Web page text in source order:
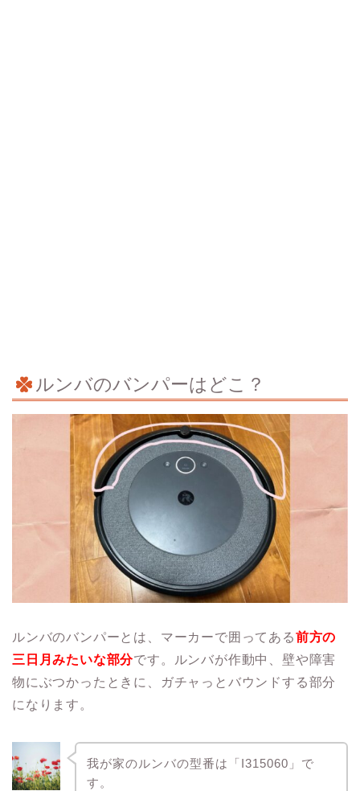
ルンバのバンパーはどこ？
ルンバのバンパーとは、マーカーで囲ってある前方の
三日月みたいな部分です。ルンバが作動中、壁や障害
物にぶつかったときに、ガチャっとバウンドする部分
になります。
我が家のルンバの型番は「I315060」で
す。